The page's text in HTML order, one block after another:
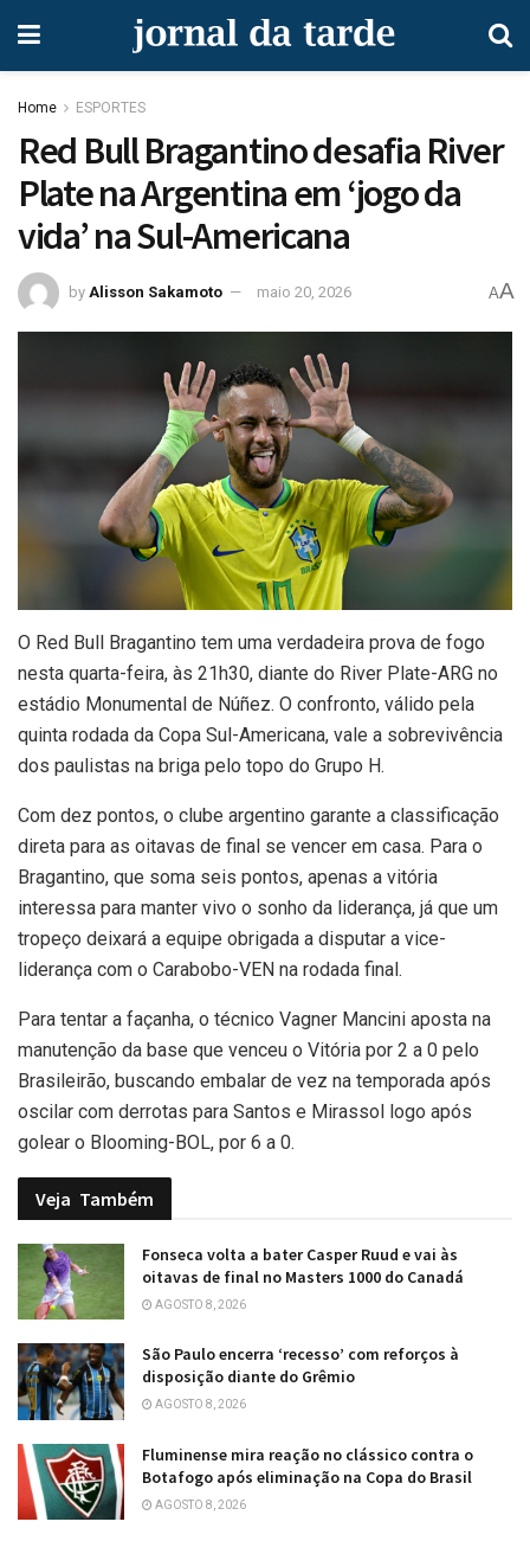
Home ESPORTES
Red Bull Bragantino desafia River
Plate na Argentina em ‘jogo da
vida’ na Sul-Americana
by Alisson Sakamoto maio 20, 2026 AA
O Red Bull Bragantino tem uma verdadeira prova de fogo
nesta quarta-feira, às 21h30, diante do River Plate-ARG no
estádio Monumental de Núñez. O confronto, válido pela
quinta rodada da Copa Sul-Americana, vale a sobrevivência
dos paulistas na briga pelo topo do Grupo H.
Com dez pontos, o clube argentino garante a classificação
direta para as oitavas de final se vencer em casa. Para o
Bragantino, que soma seis pontos, apenas a vitória
interessa para manter vivo o sonho da liderança, já que um
tropeço deixará a equipe obrigada a disputar a vice-
liderança com o Carabobo-VEN na rodada final.
Para tentar a façanha, o técnico Vagner Mancini aposta na
manutenção da base que venceu o Vitória por 2 a 0 pelo
Brasileirão, buscando embalar de vez na temporada após
oscilar com derrotas para Santos e Mirassol logo após
golear o Blooming-BOL, por 6 a 0.
Veja Também
Fonseca volta a bater Casper Ruud e vai às
oitavas de final no Masters 1000 do Canadá
AGOSTO 8, 2026
São Paulo encerra ‘recesso’ com reforços à
disposição diante do Grêmio
AGOSTO 8, 2026
Fluminense mira reação no clássico contra o
Botafogo após eliminação na Copa do Brasil
AGOSTO 8, 2026